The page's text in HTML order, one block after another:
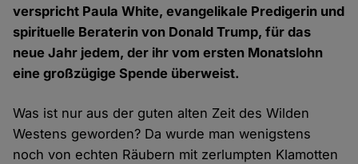
verspricht Paula White, evangelikale Predigerin und
spirituelle Beraterin von Donald Trump, für das
neue Jahr jedem, der ihr vom ersten Monatslohn
eine großzügige Spende überweist.
Was ist nur aus der guten alten Zeit des Wilden
Westens geworden? Da wurde man wenigstens
noch von echten Räubern mit zerlumpten Klamotten